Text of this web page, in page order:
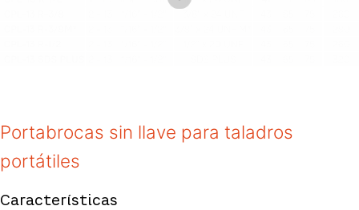
Portabrocas sin llave para taladros
portátiles
Características